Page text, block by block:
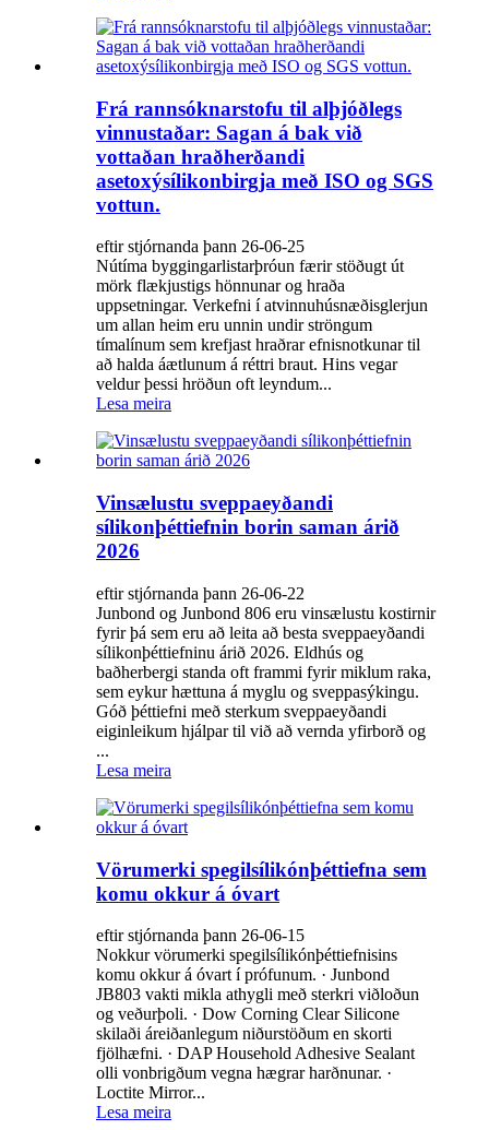
Frá rannsóknarstofu til alþjóðlegs
vinnustaðar: Sagan á bak við
vottaðan hraðherðandi
asetoxýsílikonbirgja með ISO og SGS
vottun.
eftir stjórnanda þann 26-06-25
Nútíma byggingarlistarþróun færir stöðugt út
mörk flækjustigs hönnunar og hraða
uppsetningar. Verkefni í atvinnuhúsnæðisglerjun
um allan heim eru unnin undir ströngum
tímalínum sem krefjast hraðrar efnisnotkunar til
að halda áætlunum á réttri braut. Hins vegar
veldur þessi hröðun oft leyndum...
Lesa meira
Vinsælustu sveppaeyðandi
sílikonþéttiefnin borin saman árið
2026
eftir stjórnanda þann 26-06-22
Junbond og Junbond 806 eru vinsælustu kostirnir
fyrir þá sem eru að leita að besta sveppaeyðandi
sílikonþéttiefninu árið 2026. Eldhús og
baðherbergi standa oft frammi fyrir miklum raka,
sem eykur hættuna á myglu og sveppasýkingu.
Góð þéttiefni með sterkum sveppaeyðandi
eiginleikum hjálpar til við að vernda yfirborð og
...
Lesa meira
Vörumerki spegilsílikónþéttiefna sem
komu okkur á óvart
eftir stjórnanda þann 26-06-15
Nokkur vörumerki spegilsílikónþéttiefnisins
komu okkur á óvart í prófunum. · Junbond
JB803 vakti mikla athygli með sterkri viðloðun
og veðurþoli. · Dow Corning Clear Silicone
skilaði áreiðanlegum niðurstöðum en skorti
fjölhæfni. · DAP Household Adhesive Sealant
olli vonbrigðum vegna hægrar harðnunar. ·
Loctite Mirror...
Lesa meira